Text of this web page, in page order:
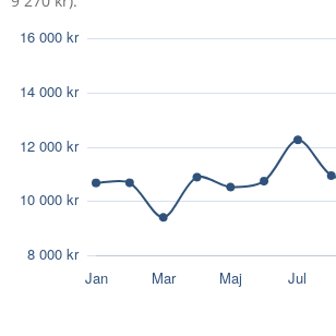
Jan 17
Mars 18
Puerto Princesa City
Mars 18 Puerto Princesa CityKöpenhamn
Köpenhamn Puerto Princesa City